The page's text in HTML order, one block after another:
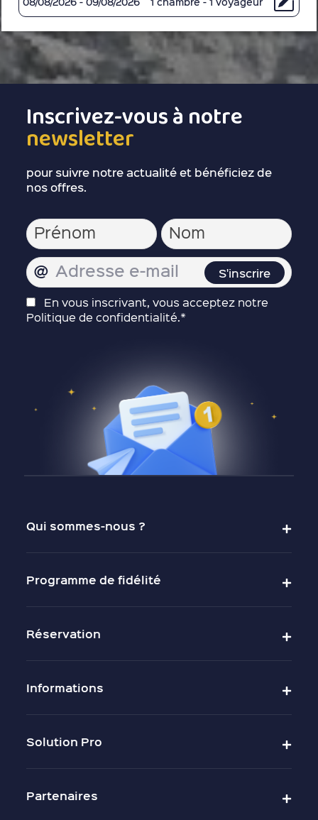
Inscrivez-vous à notre
newsletter
pour suivre notre actualité et bénéficiez de
nos offres.
En vous inscrivant, vous acceptez notre
Politique de confidentialité.*
Qui sommes-nous ?
Programme de fidélité
Réservation
Informations
Solution Pro
Partenaires